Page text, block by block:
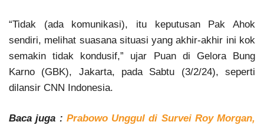
“Tidak (ada komunikasi), itu keputusan Pak Ahok
sendiri, melihat suasana situasi yang akhir-akhir ini kok
semakin tidak kondusif,” ujar Puan di Gelora Bung
Karno (GBK), Jakarta, pada Sabtu (3/2/24), seperti
dilansir CNN Indonesia.
Baca juga : Prabowo Unggul di Survei Roy Morgan,